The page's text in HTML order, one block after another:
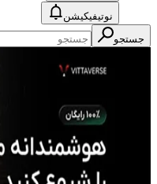
نوتیفیکیشن
جستجو